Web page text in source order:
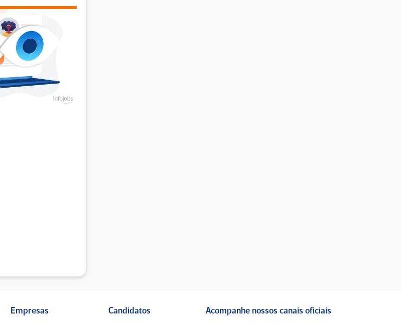
Empresas Candidatos Acompanhe nossos canais oficiais